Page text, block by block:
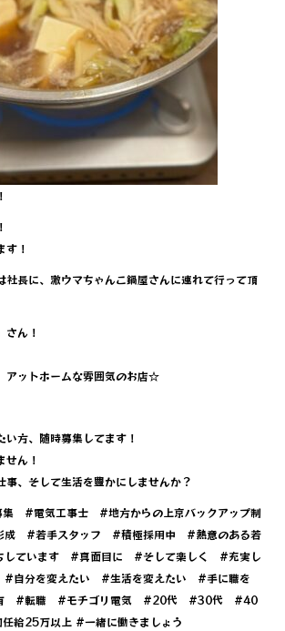
す！
社長に、激ウマちゃんこ鍋屋さんに連れて行って頂
さん！
アットホームな雰囲気のお店☆
い方、随時募集してます！
せん！
事、そして生活を豊かにしませんか？
#電気工事士 #地方からの上京バックアップ制
成 #若手スタッフ #積極採用中 #熱意のある若
しています #真面目に #そして楽しく #充実し
自分を変えたい #生活を変えたい #手に職を
有 #転職 #モチゴリ電気 #20代 #30代 #40
25万以上 #一緒に働きましょう